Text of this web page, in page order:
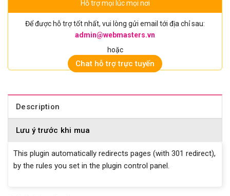
Hỗ trợ mọi lúc mọi nơi
Để được hỗ trợ tốt nhất, vui lòng gửi email tới địa chỉ sau:
admin@webmasters.vn
hoặc
Chat hỗ trợ trực tuyến
Description
Lưu ý trước khi mua
This plugin automatically redirects pages (with 301 redirect),
by the rules you set in the plugin control panel.